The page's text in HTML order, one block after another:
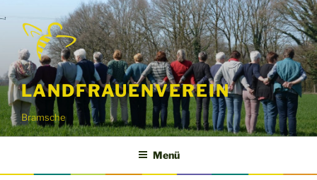
Inhalt
springen
LANDFRAUENVEREIN
Bramsche
Menü